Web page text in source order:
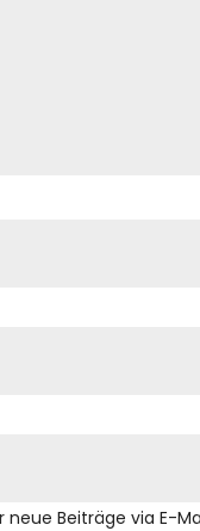
Beiträge via E-